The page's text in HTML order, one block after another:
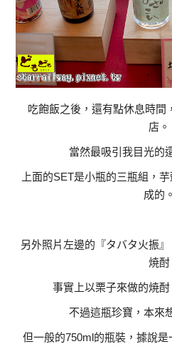
吃飽飯之後，還有點休息時間
店。
當然最吸引我目光的
上面的SET是小瓶的三瓶組，
成的。
另外照片左邊的『タバタ火振
焼酎
事實上以栗子來做的焼酎
不過這瓶珍寶，本來
但一般的750ml的瓶裝，據說是